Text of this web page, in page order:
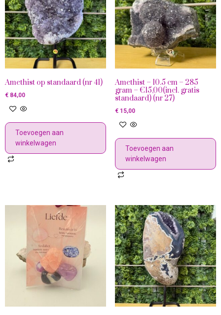
Amethist op standaard (nr 41)
€ 84,00
Toevoegen aan
winkelwagen
Amethist – 10.5 cm – 285
gram – €15,00(incl. gratis
standaard) (nr 27)
€15,00
Toevoegen aan
winkelwagen